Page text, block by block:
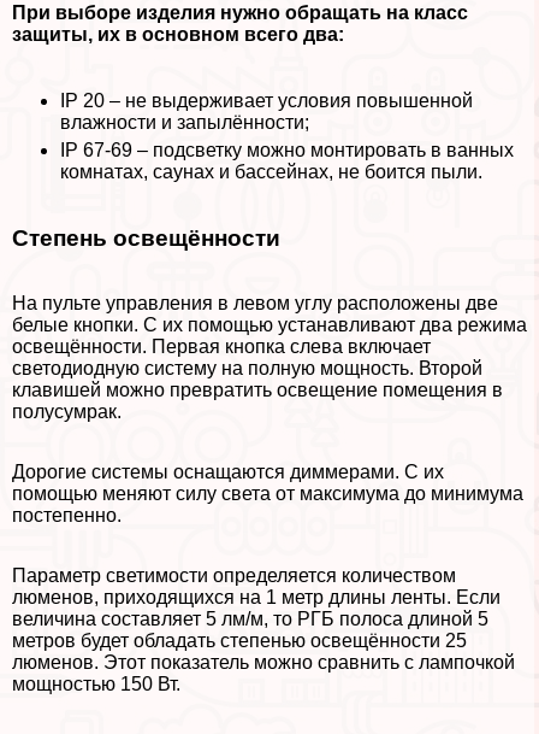
При выборе изделия нужно обращать на класс
защиты, их в основном всего два:
IP 20 – не выдерживает условия повышенной
влажности и запылённости;
IP 67-69 – подсветку можно монтировать в ванных
комнатах, саунах и бассейнах, не боится пыли.
Степень освещённости
На пульте управления в левом углу расположены две
белые кнопки. С их помощью устанавливают два режима
освещённости. Первая кнопка слева включает
светодиодную систему на полную мощность. Второй
клавишей можно превратить освещение помещения в
полусумpaк.
Дорогие системы оснащаются диммерами. С их
помощью меняют силу света от максимума до минимума
постепенно.
Параметр светимости определяется количеством
люменов, приходящихся на 1 метр длины ленты. Если
величина составляет 5 лм/м, то РГБ полоса длиной 5
метров будет обладать степенью освещённости 25
люменов. Этот показатель можно сравнить с лампочкой
мощностью 150 Вт.